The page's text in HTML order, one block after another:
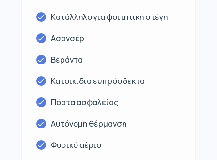
Kατάλληλο για φοιτητική στέγη
Ασανσέρ
Βεράντα
Κατοικίδια ευπρόσδεκτα
Πόρτα ασφαλείας
Αυτόνομη θέρμανση
Φυσικό αέριο